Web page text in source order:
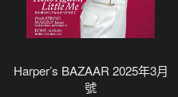
Harper’s BAZAAR 2025年3月
號